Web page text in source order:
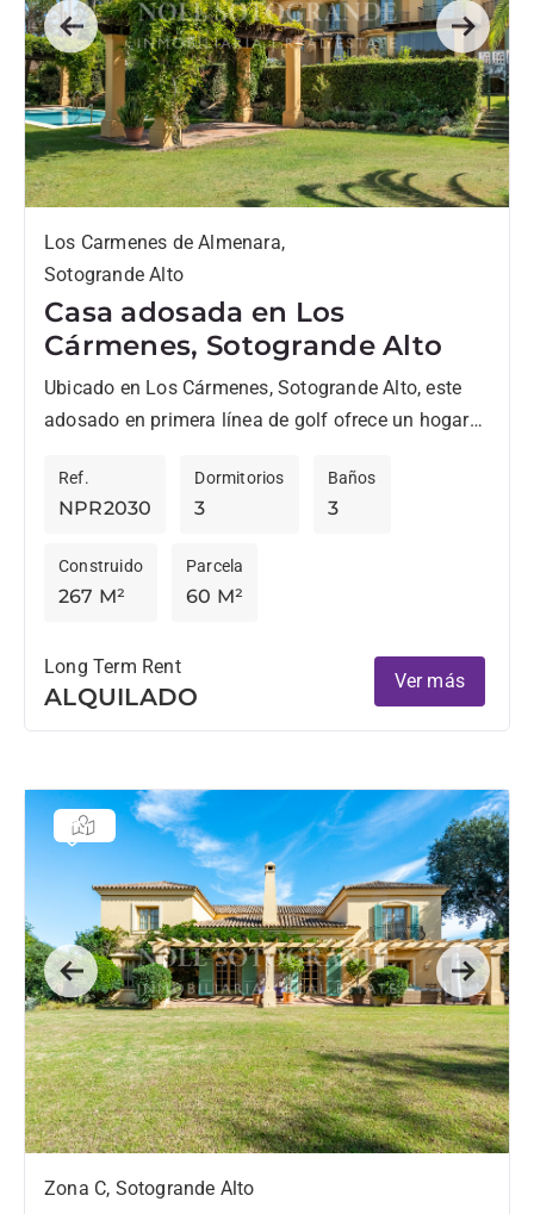
Previous Next
Los Carmenes de Almenara,
Sotogrande Alto
Casa adosada en Los
Cármenes, Sotogrande Alto
Ubicado en Los Cármenes, Sotogrande Alto, este
adosado en primera línea de golf ofrece un hogar
larga...
NPR2030
Ref.
3
Dormitorios
3
Baños
267 M²
Construido
60 M²
Parcela
Long Term Rent
ALQUILADO
Ver más
Previous Next
Zona C, Sotogrande Alto